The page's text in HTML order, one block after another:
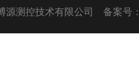
源测控技术有限公司 备案号